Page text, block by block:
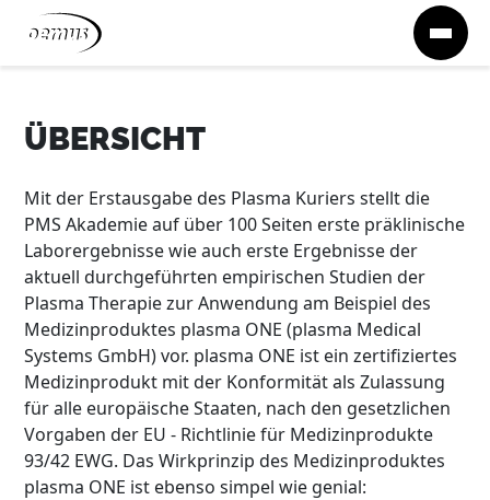
Zum Inhalt springen
ÜBERSICHT
Mit der Erstausgabe des Plasma Kuriers stellt die
PMS Akademie auf über 100 Seiten erste präklinische
Laborergebnisse wie auch erste Ergebnisse der
aktuell durchgeführten empirischen Studien der
Plasma Therapie zur Anwendung am Beispiel des
Medizinproduktes plasma ONE (plasma Medical
Systems GmbH) vor. plasma ONE ist ein zertifiziertes
Medizinprodukt mit der Konformität als Zulassung
für alle europäische Staaten, nach den gesetzlichen
Vorgaben der EU - Richtlinie für Medizinprodukte
93/42 EWG. Das Wirkprinzip des Medizinproduktes
plasma ONE ist ebenso simpel wie genial: